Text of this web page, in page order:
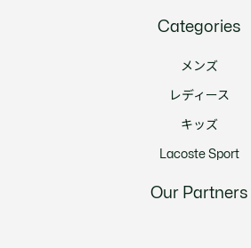
Categories
メンズ
レディース
キッズ
Lacoste Sport
Our Partners